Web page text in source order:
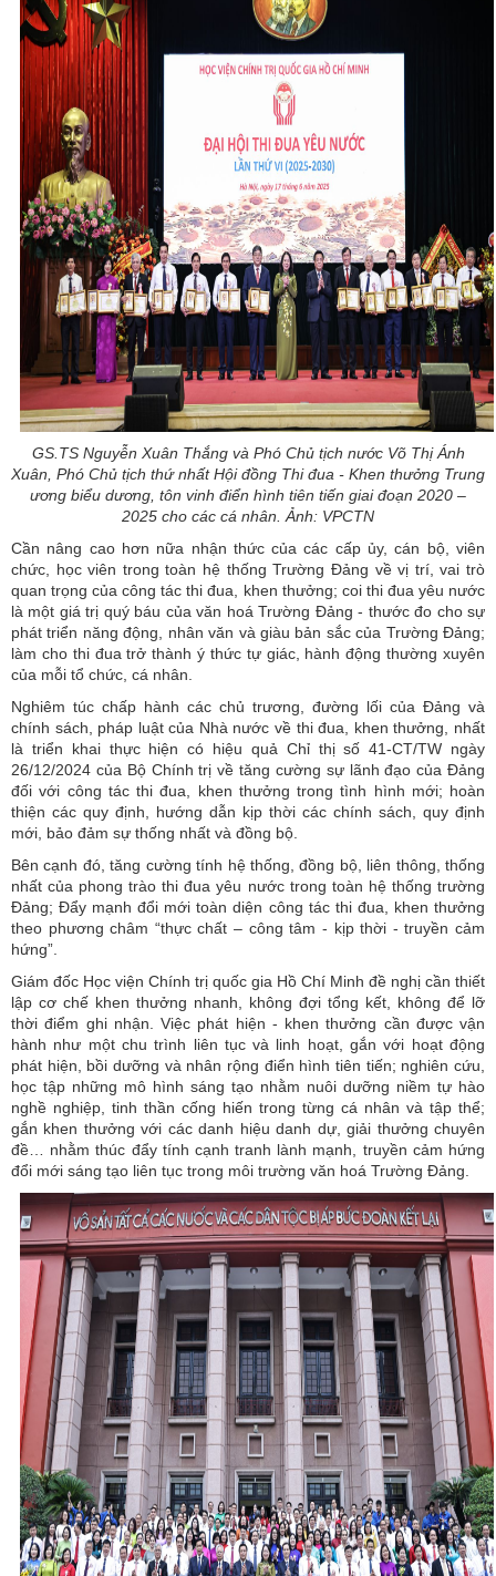
GS.TS Nguyễn Xuân Thắng và Phó Chủ tịch nước Võ Thị Ánh
Xuân, Phó Chủ tịch thứ nhất Hội đồng Thi đua - Khen thưởng Trung
ương biểu dương, tôn vinh điển hình tiên tiến giai đoạn 2020 –
2025 cho các cá nhân. Ảnh: VPCTN
Cần nâng cao hơn nữa nhận thức của các cấp ủy, cán bộ, viên
chức, học viên trong toàn hệ thống Trường Đảng về vị trí, vai trò
quan trọng của công tác thi đua, khen thưởng; coi thi đua yêu nước
là một giá trị quý báu của văn hoá Trường Đảng - thước đo cho sự
phát triển năng động, nhân văn và giàu bản sắc của Trường Đảng;
làm cho thi đua trở thành ý thức tự giác, hành động thường xuyên
của mỗi tổ chức, cá nhân.
Nghiêm túc chấp hành các chủ trương, đường lối của Đảng và
chính sách, pháp luật của Nhà nước về thi đua, khen thưởng, nhất
là triển khai thực hiện có hiệu quả Chỉ thị số 41-CT/TW ngày
26/12/2024 của Bộ Chính trị về tăng cường sự lãnh đạo của Đảng
đối với công tác thi đua, khen thưởng trong tình hình mới; hoàn
thiện các quy định, hướng dẫn kịp thời các chính sách, quy định
mới, bảo đảm sự thống nhất và đồng bộ.
Bên cạnh đó, tăng cường tính hệ thống, đồng bộ, liên thông, thống
nhất của phong trào thi đua yêu nước trong toàn hệ thống trường
Đảng; Đẩy mạnh đổi mới toàn diện công tác thi đua, khen thưởng
theo phương châm “thực chất – công tâm - kịp thời - truyền cảm
hứng”.
Giám đốc Học viện Chính trị quốc gia Hồ Chí Minh đề nghị cần thiết
lập cơ chế khen thưởng nhanh, không đợi tổng kết, không để lỡ
thời điểm ghi nhận. Việc phát hiện - khen thưởng cần được vận
hành như một chu trình liên tục và linh hoạt, gắn với hoạt động
phát hiện, bồi dưỡng và nhân rộng điển hình tiên tiến; nghiên cứu,
học tập những mô hình sáng tạo nhằm nuôi dưỡng niềm tự hào
nghề nghiệp, tinh thần cống hiến trong từng cá nhân và tập thể;
gắn khen thưởng với các danh hiệu danh dự, giải thưởng chuyên
đề… nhằm thúc đẩy tính cạnh tranh lành mạnh, truyền cảm hứng
đổi mới sáng tạo liên tục trong môi trường văn hoá Trường Đảng.